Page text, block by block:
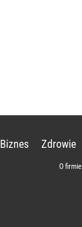
Biznes Zdrowie
O firmie